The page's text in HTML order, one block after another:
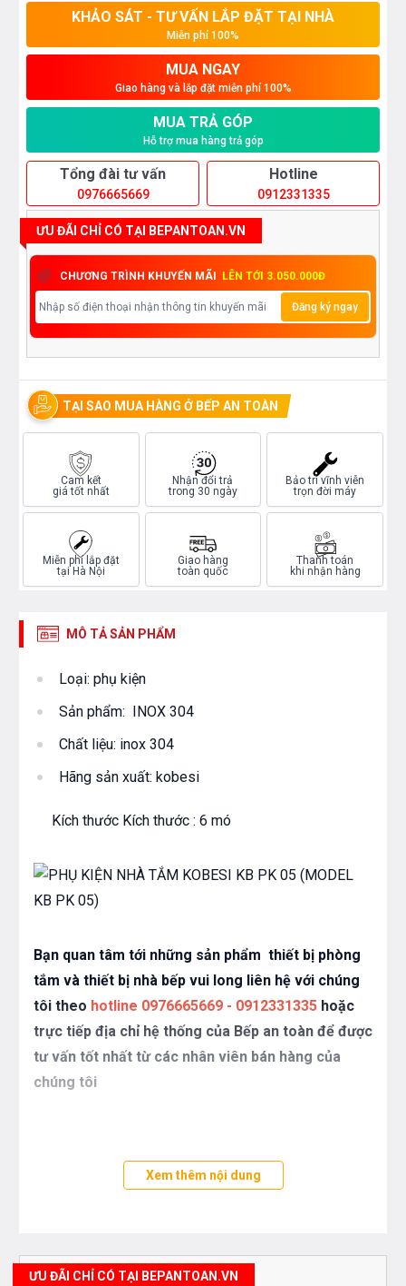
KHẢO SÁT - TƯ VẤN LẮP ĐẶT TẠI NHÀ
Miễn phí 100%
MUA NGAY
Giao hàng và lắp đặt miễn phí 100%
MUA TRẢ GÓP
Hỗ trợ mua hàng trả góp
Tổng đài tư vấn
0976665669
Hotline
0912331335
ƯU ĐÃI CHỈ CÓ TẠI BEPANTOAN.VN
CHƯƠNG TRÌNH KHUYẾN MÃI LÊN TỚI 3.050.000Đ
Đăng ký ngay
TẠI SAO MUA HÀNG Ở BẾP AN TOÀN
Cam kết
giá tốt nhất
Nhận đổi trả
trong 30 ngày
Bảo trì vĩnh viễn
trọn đời máy
Miễn phí lắp đặt
tại Hà Nội
Giao hàng
toàn quốc
Thanh toán
khi nhận hàng
MÔ TẢ SẢN PHẨM
Loại: phụ kiện
Sản phẩm: INOX 304
Chất liệu: inox 304
Hãng sản xuất: kobesi
Kích thước Kích thước : 6 mó
Bạn quan tâm tới những sản phẩm thiết bị phòng
tắm và thiết bị nhà bếp vui long liên hệ với chúng
tôi theo hotline 0976665669 - 0912331335 hoặc
trực tiếp địa chỉ hệ thống của Bếp an toàn để được
tư vấn tốt nhất từ các nhân viên bán hàng của
chúng tôi
Xem thêm nội dung
ƯU ĐÃI CHỈ CÓ TẠI BEPANTOAN.VN